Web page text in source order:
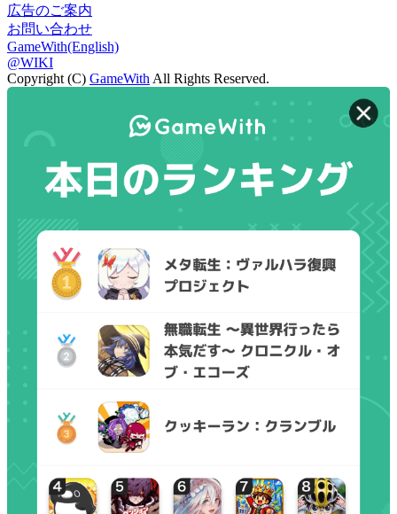
広告のご案内
お問い合わせ
GameWith(English)
@WIKI
Copyright (C) GameWith All Rights Reserved.